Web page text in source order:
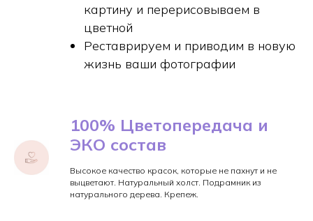
картину и перерисовываем в
цветной
Реставрируем и приводим в новую
жизнь ваши фотографии
100% Цветопередача и
ЭКО состав
Высокое качество красок, которые не пахнут и не
выцветают. Натуральный холст. Подрамник из
натурального дерева. Крепеж.